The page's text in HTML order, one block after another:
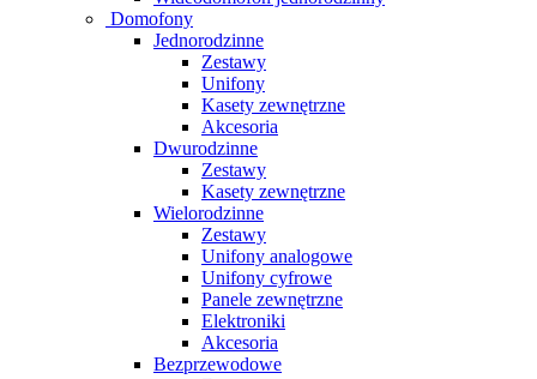
Domofony
Jednorodzinne
Zestawy
Unifony
Kasety zewnętrzne
Akcesoria
Dwurodzinne
Zestawy
Kasety zewnętrzne
Wielorodzinne
Zestawy
Unifony analogowe
Unifony cyfrowe
Panele zewnętrzne
Elektroniki
Akcesoria
Bezprzewodowe